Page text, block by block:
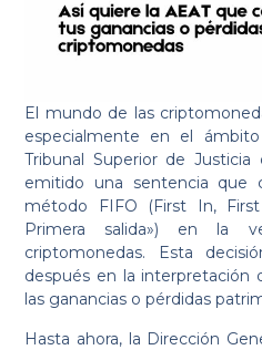
El mundo de las
especialmente en el
Tribunal Superior de Justicia
emitido una sentencia que
método FIFO (First In,
Primera salida») en la
criptomonedas. Esta
después en la interpretación
las ganancias o pérdidas
Hasta ahora, la Dirección